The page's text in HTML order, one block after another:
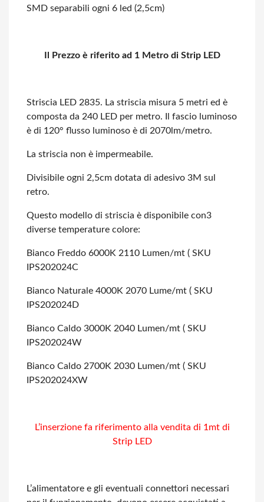
SMD separabili ogni 6 led (2,5cm)
Il Prezzo è riferito ad 1 Metro di Strip LED
Striscia LED 2835. La striscia misura 5 metri ed è
composta da 240 LED per metro. Il fascio luminoso
è di 120° flusso luminoso è di 2070lm/metro.
La striscia non è impermeabile.
Divisibile ogni 2,5cm dotata di adesivo 3M sul
retro.
Questo modello di striscia è disponibile con3
diverse temperature colore:
Bianco Freddo 6000K 2110 Lumen/mt ( SKU
IPS202024C
Bianco Naturale 4000K 2070 Lume/mt ( SKU
IPS202024D
Bianco Caldo 3000K 2040 Lumen/mt ( SKU
IPS202024W
Bianco Caldo 2700K 2030 Lumen/mt ( SKU
IPS202024XW
L’inserzione fa riferimento alla vendita di 1mt di
StripLED
L’alimentatore e gli eventuali connettori necessari